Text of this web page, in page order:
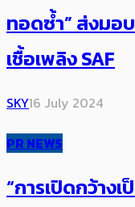
ทอดซ้ำ” ส่งมอ
เชื้อเพลิง SAF
SKY16 July 2024
PR NEWS
“การเปิดกว้าง